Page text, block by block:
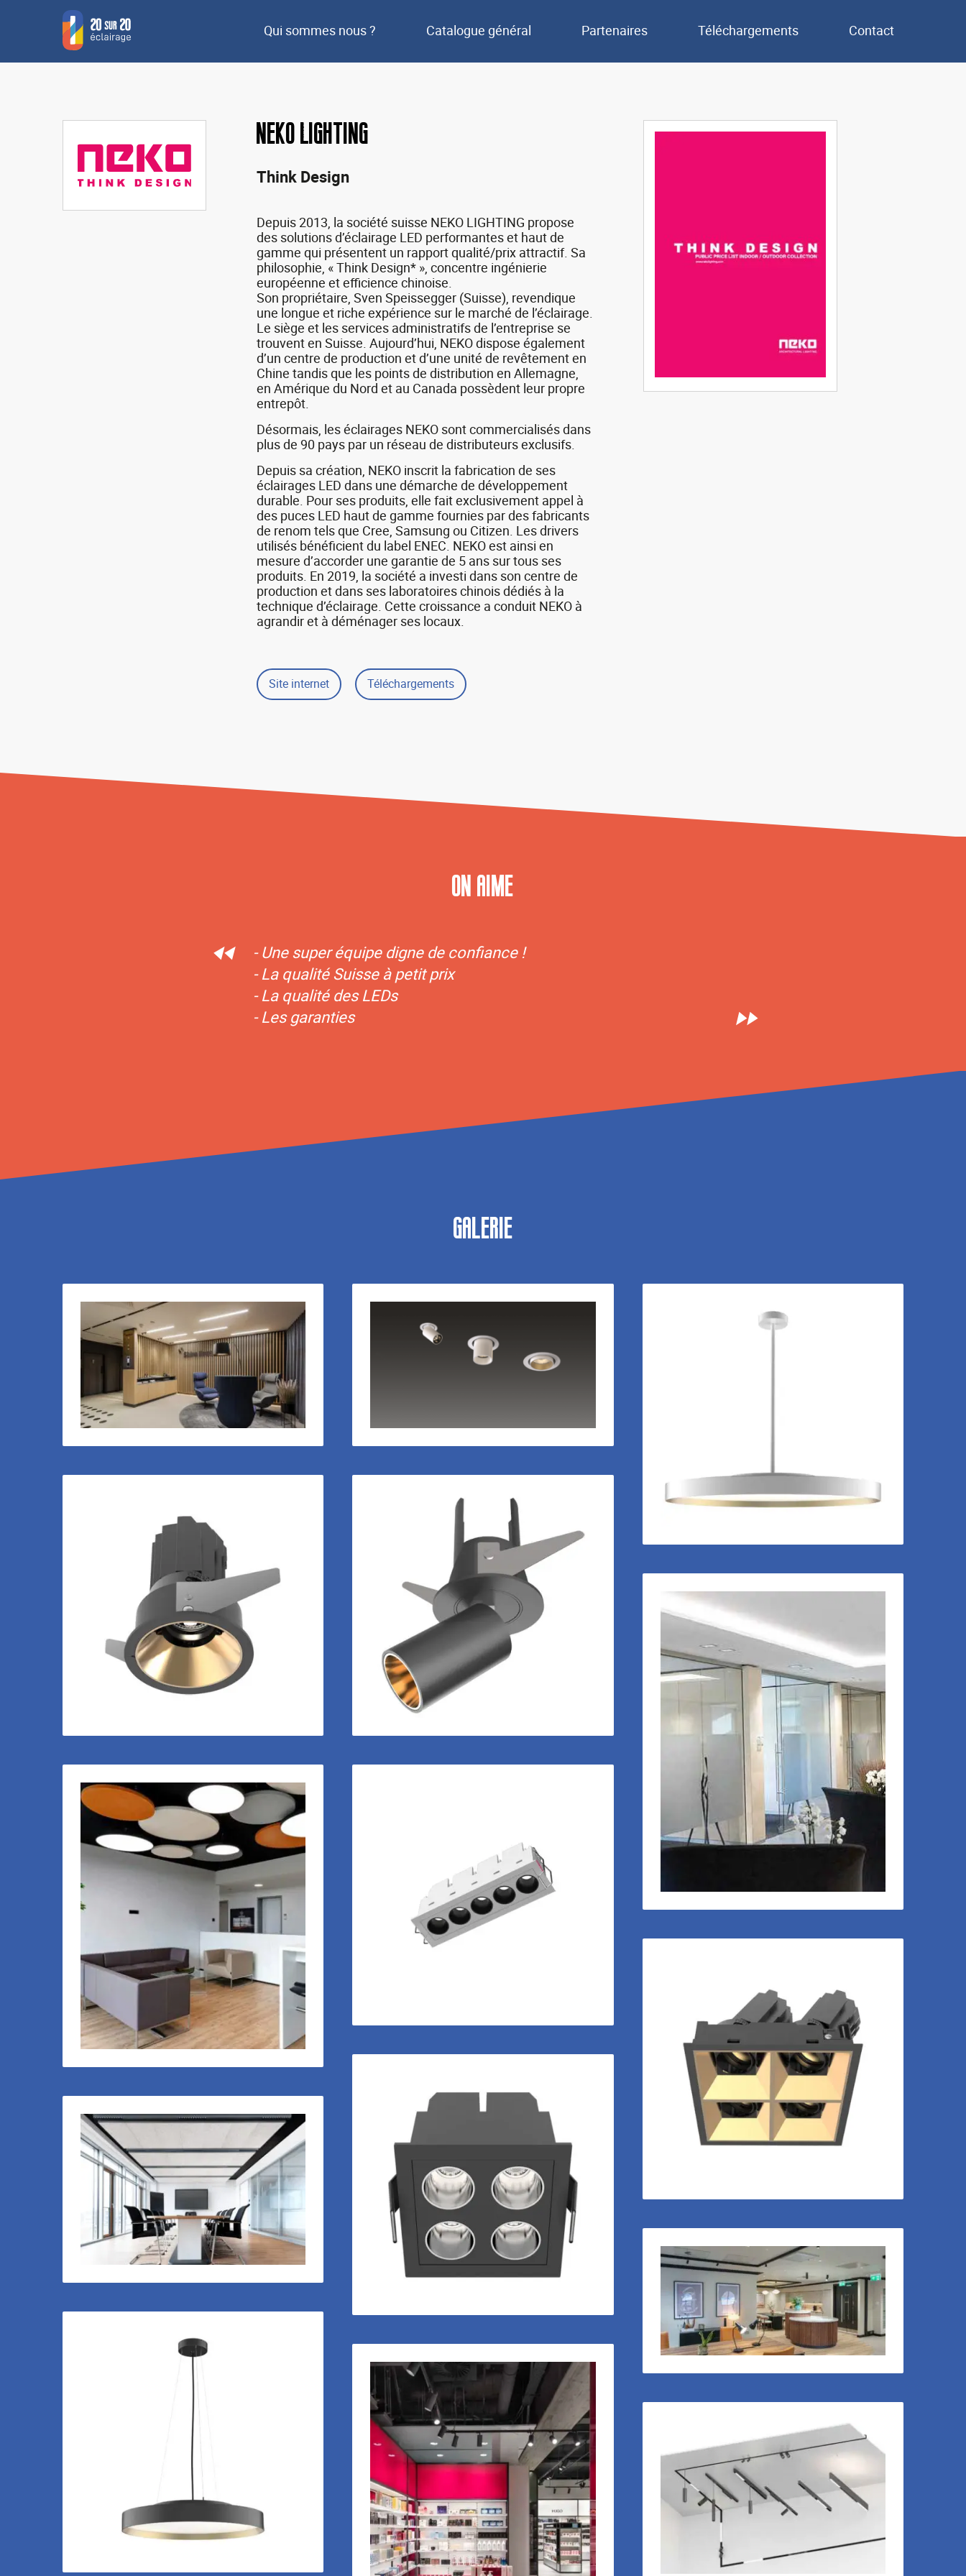
Qui sommes nous ? Catalogue général Partenaires Téléchargements Contact
neko Lighting
Think Design
Depuis 2013, la société suisse NEKO LIGHTING propose
des solutions d’éclairage LED performantes et haut de
gamme qui présentent un rapport qualité/prix attractif. Sa
philosophie, « Think Design* », concentre ingénierie
européenne et efficience chinoise.
Son propriétaire, Sven Speissegger (Suisse), revendique
une longue et riche expérience sur le marché de l’éclairage.
Le siège et les services administratifs de l’entreprise se
trouvent en Suisse. Aujourd’hui, NEKO dispose également
d’un centre de production et d’une unité de revêtement en
Chine tandis que les points de distribution en Allemagne,
en Amérique du Nord et au Canada possèdent leur propre
entrepôt.
Désormais, les éclairages NEKO sont commercialisés dans
plus de 90 pays par un réseau de distributeurs exclusifs.
Depuis sa création, NEKO inscrit la fabrication de ses
éclairages LED dans une démarche de développement
durable. Pour ses produits, elle fait exclusivement appel à
des puces LED haut de gamme fournies par des fabricants
de renom tels que Cree, Samsung ou Citizen. Les drivers
utilisés bénéficient du label ENEC. NEKO est ainsi en
mesure d’accorder une garantie de 5 ans sur tous ses
produits. En 2019, la société a investi dans son centre de
production et dans ses laboratoires chinois dédiés à la
technique d’éclairage. Cette croissance a conduit NEKO à
agrandir et à déménager ses locaux.
Site internet Téléchargements
on aime
- Une super équipe digne de confiance !
- La qualité Suisse à petit prix
- La qualité des LEDs
- Les garanties
galerie